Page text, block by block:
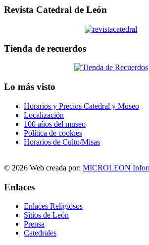
Revista Catedral de León
Tienda de recuerdos
Lo más visto
Horarios y Precios Catedral y Museo
Localización
100 años del museo
Política de cookies
Horarios de Culto/Misas
© 2026 Web creada por: MICROLEON
Enlaces
Enlaces Religiosos
Sitios de León
Prensa
Catedrales